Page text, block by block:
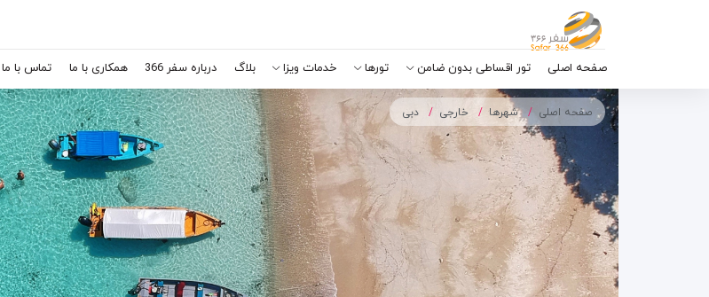
صفحه اصلی تور اقساطی بدون ضامن تورها خدمات ویزا بلاگ درباره سفر 366 همکاری با ما تماس با ما
صفحه اصلی شهرها خارجی دبی